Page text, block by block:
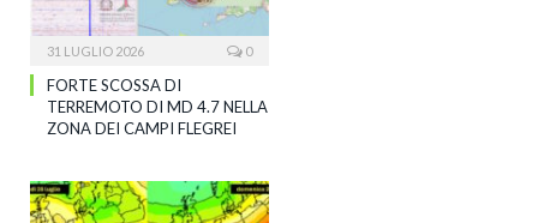
31 LUGLIO 2026 0
FORTE SCOSSA DI
TERREMOTO DI MD 4.7 NELLA
ZONA DEI CAMPI FLEGREI